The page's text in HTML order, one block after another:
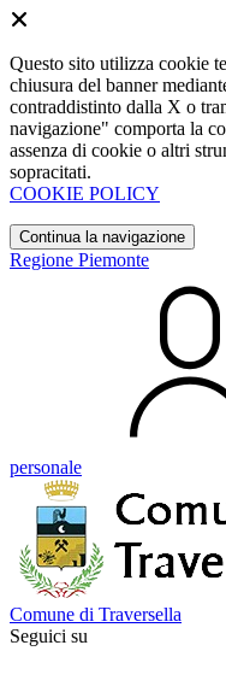
Questo sito utilizza cookie
chiusura del banner
contraddistinto dalla X o
navigazione" comporta la
assenza di cookie o altri
sopracitati.
COOKIE POLICY
Continua la navigazione
Regione Piemonte
personale
Comune di Traversella
Seguici su